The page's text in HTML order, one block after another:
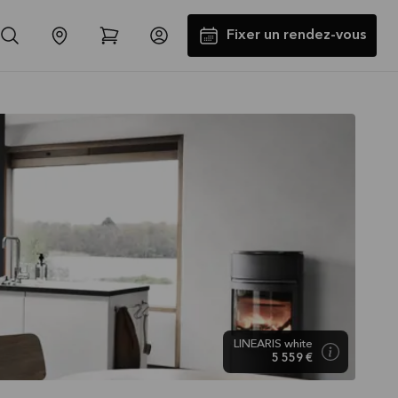
Fixer un rendez-vous
Jusqu'à 5000€ d'appareils
électros GRATUITS*
Lire la suite
LINEARIS white
5 559 €